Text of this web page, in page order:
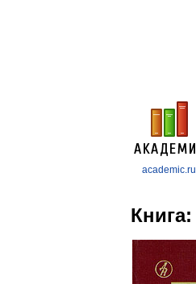
academic.ru
Книга: